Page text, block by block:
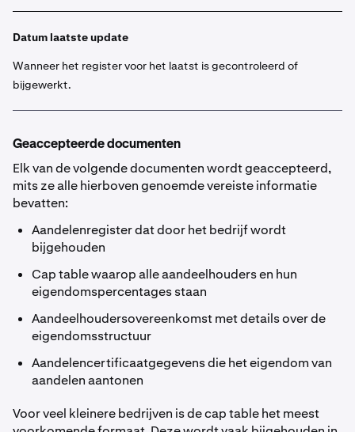
Datum laatste update
Wanneer het register voor het laatst is gecontroleerd of
bijgewerkt.
Geaccepteerde documenten
Elk van de volgende documenten wordt geaccepteerd,
mits ze alle hierboven genoemde vereiste informatie
bevatten:
Aandelenregister dat door het bedrijf wordt
bijgehouden
Cap table waarop alle aandeelhouders en hun
eigendomspercentages staan
Aandeelhoudersovereenkomst met details over de
eigendomsstructuur
Aandelencertificaatgegevens die het eigendom van
aandelen aantonen
Voor veel kleinere bedrijven is de cap table het meest